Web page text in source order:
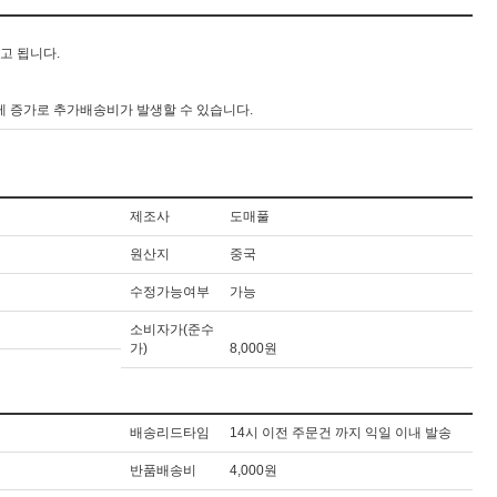
됩니다.
증가로 추가배송비가 발생할 수 있습니다.
제조사 도매풀
원산지 중국
수정가능여부 가능
소비자가(준수
가)
8,000원
배송리드타임 14시 이전 주문건 까지 익일 이내 발송
반품배송비 4,000원